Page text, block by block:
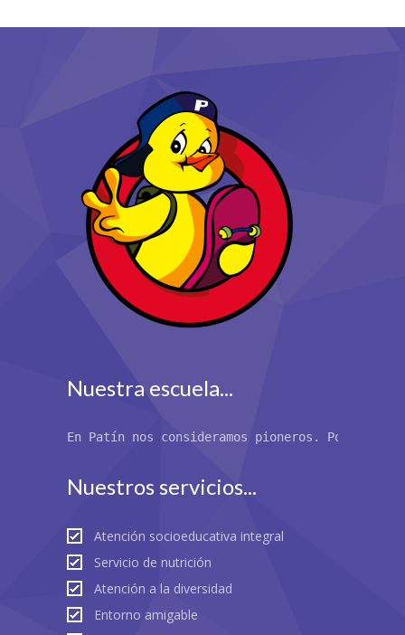
Nuestra escuela...
En Patín nos consideramos pioneros. Por
Nuestros servicios...
Atención socioeducativa integral
Servicio de nutrición
Atención a la diversidad
Entorno amigable